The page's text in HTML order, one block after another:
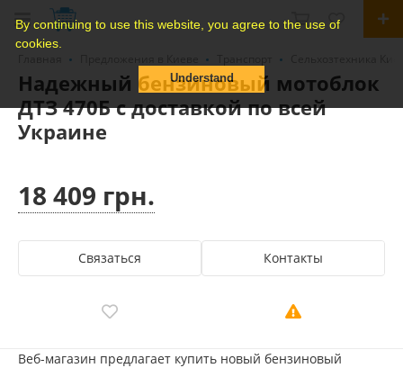
By continuing to use this website, you agree to the use of
cookies.
Understand
Надежный бензиновый мотоблок
ДТЗ 470Б с доставкой по всей
Украине
18 409 грн.
Связаться Контакты
Веб-магазин предлагает купить новый бензиновый